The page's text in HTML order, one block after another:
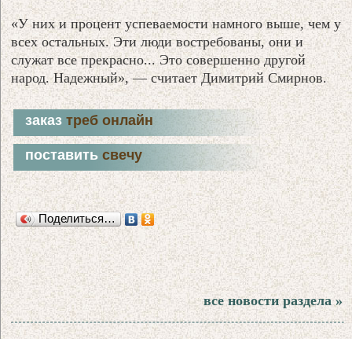
«У них и процент успеваемости намного выше, чем у
всех остальных. Эти люди востребованы, они и
служат все прекрасно... Это совершенно другой
народ. Надежный», — считает Димитрий Смирнов.
заказтреб онлайн
поставитьсвечу
Поделиться…
все новости раздела »